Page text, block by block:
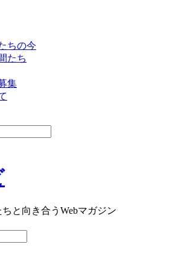
ちの今
たち
集
と向き合うWebマガジン